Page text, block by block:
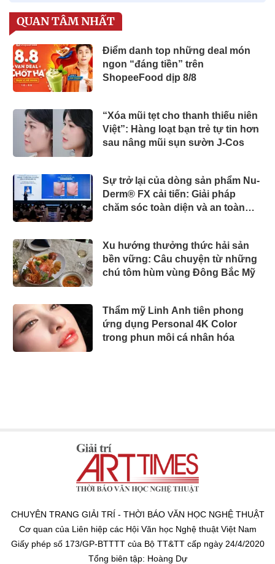
QUAN TÂM NHẤT
Điểm danh top những deal món
ngon “đáng tiền” trên
ShopeeFood dịp 8/8
“Xóa mũi tẹt cho thanh thiếu niên
Việt”: Hàng loạt bạn trẻ tự tin hơn
sau nâng mũi sụn sườn J-Cos
Sự trở lại của dòng sản phẩm Nu-
Derm® FX cải tiến: Giải pháp
chăm sóc toàn diện và an toàn
Xu hướng thưởng thức hải sản
bền vững: Câu chuyện từ những
chú tôm hùm vùng Đông Bắc Mỹ
Thẩm mỹ Linh Anh tiên phong
ứng dụng Personal 4K Color
trong phun môi cá nhân hóa
CHUYÊN TRANG GIẢI TRÍ - THỜI BÁO VĂN HỌC NGHỆ THUẬT
Cơ quan của Liên hiệp các Hội Văn học Nghệ thuật Việt Nam
Giấy phép số 173/GP-BTTTT của Bộ TT&TT cấp ngày 24/4/2020
Tổng biên tập: Hoàng Dự